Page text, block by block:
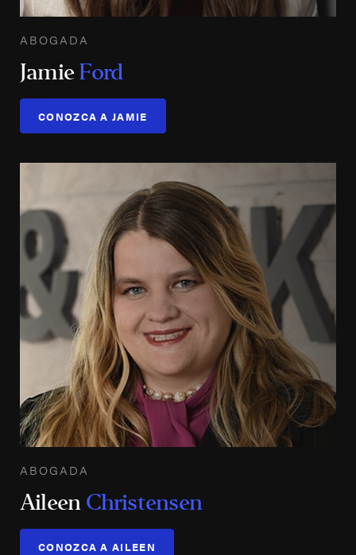
ABOGADA
JamieFord
CONOZCA A JAMIE
ABOGADA
Aileen Christensen
CONOZCA A AILEEN